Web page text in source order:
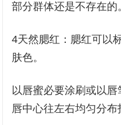
部分群体还是不存在的
4天然腮红：腮红可以
肤色。
以唇蜜必要涂刷或以
唇中心往左右均匀分布